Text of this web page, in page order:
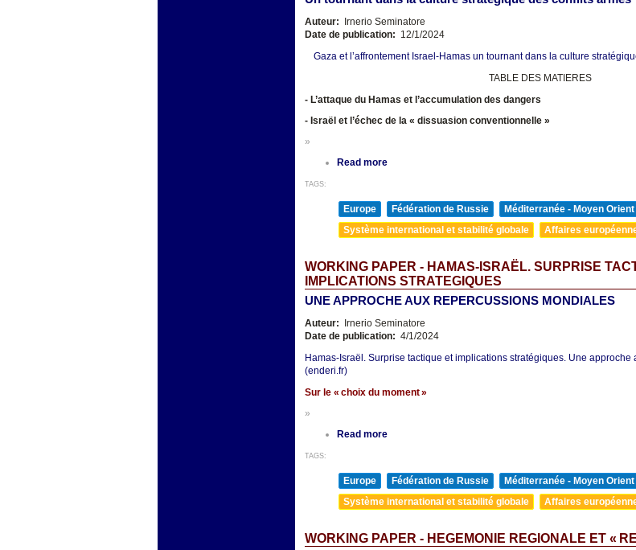
Auteur:
Irnerio Seminatore
Date de publication: 12/1/2024
Gaza et l’affrontement Israel-Hamas un tournant dans la culture
TABLE DES MATIERES
- L’attaque du Hamas et l’accumulation des dangers
- Israël et l’échec de la « dissuasion conventionnelle »
»
Read more
TAGS:
Europe Fédération de Russie Méditerranée - Moyen Orient
Système international et stabilité globale
Affaires
WORKING PAPER - HAMAS-ISRAËL. SURPRISE
IMPLICATIONS STRATEGIQUES
UNE APPROCHE AUX REPERCUSSIONS MONDIALES
Auteur:
Irnerio Seminatore
Date de publication: 4/1/2024
Hamas-Israël. Surprise tactique et implications stratégiques. Une
(enderi.fr)
Sur le « choix du moment »
»
Read more
TAGS:
Europe Fédération de Russie Méditerranée - Moyen Orient
Système international et stabilité globale
Affaires
WORKING PAPER - HEGEMONIE REGIONALE ET «